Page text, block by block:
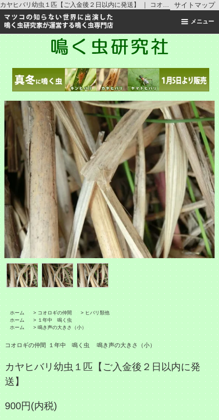
カヤヒバリ幼虫１匹【ご入金後２日以内に発送】 ｜ コオロギの仲間 ｜鳴く虫研究社 | スズムシ マツムシ キリギリス 通販 サイトマップ
メニュー
ホーム > コオロギの仲間 > ヒバリ類他
ホーム
> １年中 鳴く虫
ホーム
> 鳴き声の大きさ（小）
コオロギの仲間 １年中 鳴く虫 鳴き声の大きさ（小）
カヤヒバリ幼虫１匹【ご入金後２日以内に発
送】
900円(内税)